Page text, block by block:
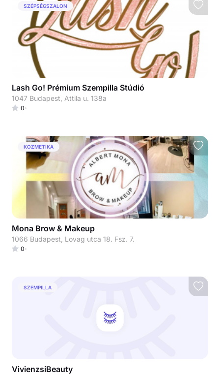
SZÉPSÉGSZALON
Lash Go! Prémium Szempilla Stúdió
1047 Budapest, Attila u. 138a
0
KOZMETIKA
Mona Brow & Makeup
1066 Budapest, Lovag utca 18. Fsz. 7.
0
SZEMPILLA
VivienzsiBeauty